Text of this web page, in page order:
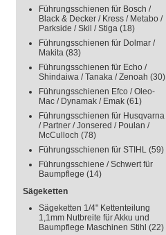
Führungsschienen für Bosch /
Black & Decker / Kress / Metabo /
Parkside / Skil / Stiga (18)
Führungsschienen für Dolmar /
Makita (83)
Führungsschienen für Echo /
Shindaiwa / Tanaka / Zenoah (30)
Führungsschienen Efco / Oleo-
Mac / Dynamak / Emak (61)
Führungsschienen für Husqvarna
/ Partner / Jonsered / Poulan /
McCulloch (78)
Führungsschienen für STIHL (59)
Führungsschiene / Schwert für
Baumpflege (14)
Sägeketten
Sägeketten 1/4" Kettenteilung
1,1mm Nutbreite für Akku und
Baumpflege Maschinen Stihl (22)